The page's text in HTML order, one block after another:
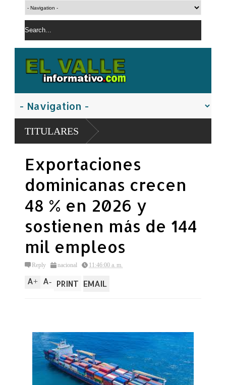
TITULARES
Exportaciones
dominicanas crecen
48 % en 2026 y
sostienen más de 144
mil empleos
Reply nacional 11:46:00 a. m.
A+ A- PRINT EMAIL